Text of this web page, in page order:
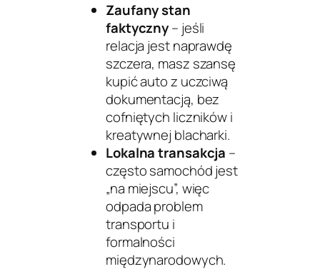
Zaufany stan
faktyczny– jeśli
relacja jest naprawdę
szczera, masz szansę
kupić auto z uczciwą
dokumentacją, bez
cofniętych liczników i
kreatywnej blacharki.
Lokalna transakcja –
często samochód jest
„na miejscu”, więc
odpada problem
transportu i
formalności
międzynarodowych.